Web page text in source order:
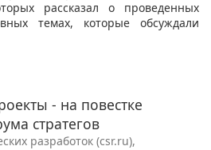
рассказал о проведенных
темах, которые обсуждали
- на повестке
стратегов
разработок (csr.ru),